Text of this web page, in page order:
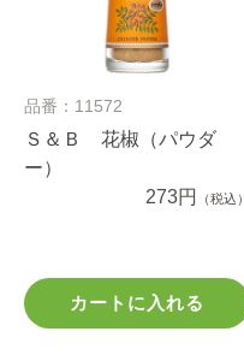
品番：11572
Ｓ＆Ｂ 花椒（パウダ
ー）
273円
（税込）
カートに入れる